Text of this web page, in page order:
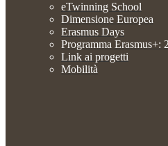
eTwinning School
Dimensione Europea
Erasmus Days
Programma Erasmus+:
Link ai progetti
Mobilità